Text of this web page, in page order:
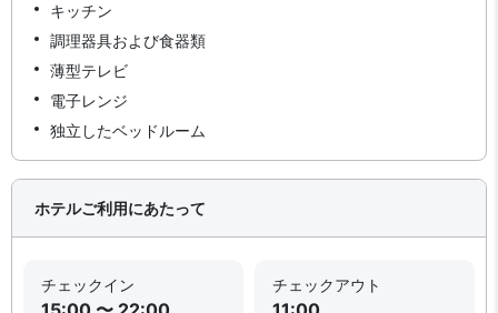
キッチン
調理器具および食器類
薄型テレビ
電子レンジ
独立したベッドルーム
ホテルご利用にあたって
チェックイン チェックアウト